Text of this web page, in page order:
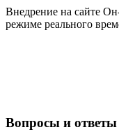
Внедрение на сайте
режиме реального
Вопросы и ответы